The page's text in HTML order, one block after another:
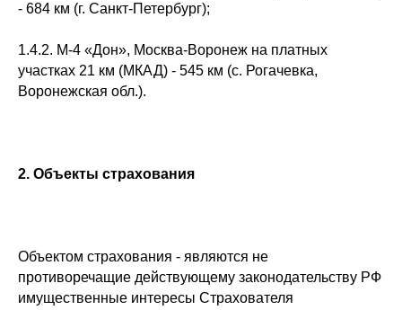
- 684 км (г. Санкт-Петербург);
1.4.2. М-4 «Дон», Москва-Воронеж на платных
участках 21 км (МКАД) - 545 км (с. Рогачевка,
Воронежская обл.).
2. Объекты страхования
Объектом страхования - являются не
противоречащие действующему законодательству РФ
имущественные интересы Страхователя